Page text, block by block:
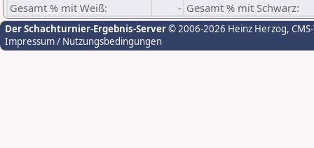
Gesamt % mit Weiß:
- Gesamt % mit Schwarz:
Der Schachturnier-Ergebnis-Server© 2006-2026 Heinz Herzog,
Impressum / Nutzungsbedingungen